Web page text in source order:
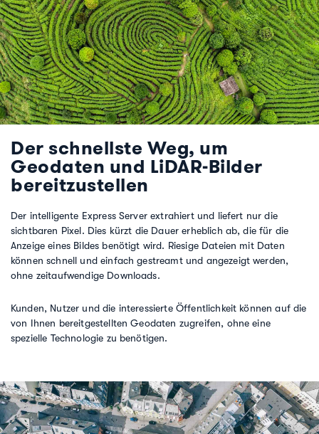
Der schnellste Weg, um
Geodaten und LiDAR-Bilder
bereitzustellen
Der intelligente Express Server extrahiert und liefert nur die
sichtbaren Pixel. Dies kürzt die Dauer erheblich ab, die für die
Anzeige eines Bildes benötigt wird. Riesige Dateien mit Daten
können schnell und einfach gestreamt und angezeigt werden,
ohne zeitaufwendige Downloads.
Kunden, Nutzer und die interessierte Öffentlichkeit können auf die
von Ihnen bereitgestellten Geodaten zugreifen, ohne eine
spezielle Technologie zu benötigen.